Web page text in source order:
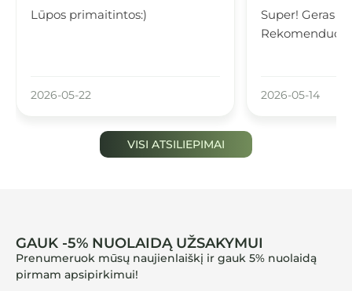
Lūpos primaitintos:)
2026-05-22
Super! Geras
2026-05-14
VISI ATSILIEPIMAI
GAUK -5% NUOLAIDĄ UŽSAKYMUI
Prenumeruok mūsų naujienlaiškį ir gauk 5% nuolaidą
pirmam apsipirkimui!